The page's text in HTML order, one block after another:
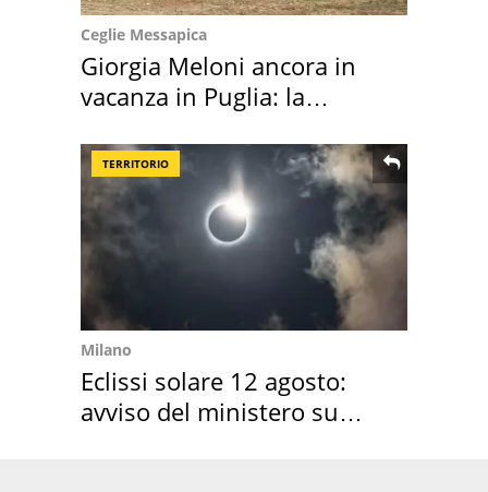
Ceglie Messapica
Giorgia Meloni ancora in
vacanza in Puglia: la
TERRITORIO
Milano
Eclissi solare 12 agosto:
avviso del ministero su